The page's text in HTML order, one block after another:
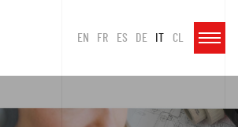
EN FR ES DE IT CL